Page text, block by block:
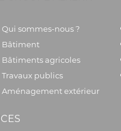
Qui sommes-nous ?
Bâtiment
Bâtiments agricoles
Travaux publics
Aménagement extérieur